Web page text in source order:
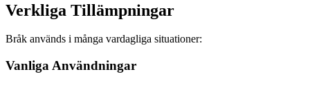
Verkliga Tillämpningar
Bråk används i många vardagliga situationer:
Vanliga Användningar